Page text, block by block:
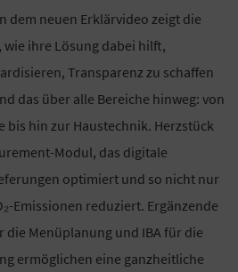
dem neuen Erklärvideo zeigt die
ihre Lösung dabei hilft,
Transparenz zu schaffen
das über alle Bereiche hinweg: von
bis hin zur Haustechnik. Herzstück
Modul, das digitale
optimiert und so nicht nur
Emissionen reduziert. Ergänzende
die Menüplanung und IBA für die
ermöglichen eine ganzheitliche